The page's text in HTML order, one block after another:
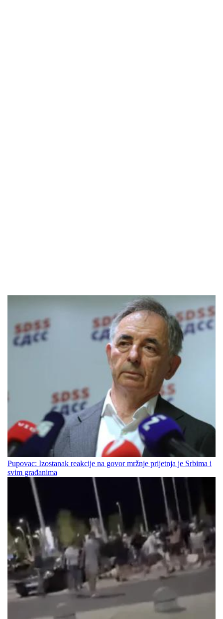
Pupovac: Izostanak reakcije na govor mržnje prijetnja je Srbima i
svim građanima